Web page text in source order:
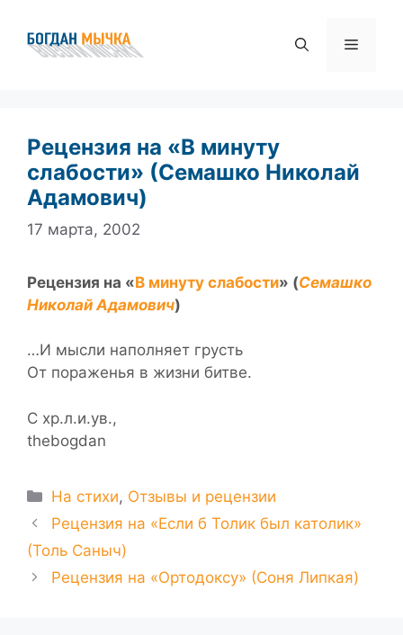
содержимому
Меню
Рецензия на «В минуту
слабости» (Семашко Николай
Адамович)
17 марта, 2002
Рецензия на «В минуту слабости» (Семашко
Николай Адамович)
…И мысли наполняет грусть
От пораженья в жизни битве.
С хр.л.и.ув.,
thebogdan
Рубрики
На стихи, Отзывы и рецензии
Рецензия на «Если б Толик был католик»
(Толь Саныч)
Рецензия на «Ортодоксу» (Соня Липкая)